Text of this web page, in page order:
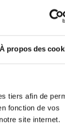
À propos des
tiers afin de
fonction de vos
site internet.
des